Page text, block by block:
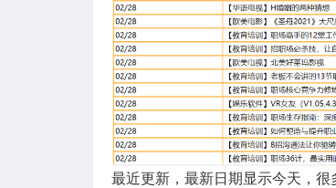
最近更新，最新日期显示今天，很